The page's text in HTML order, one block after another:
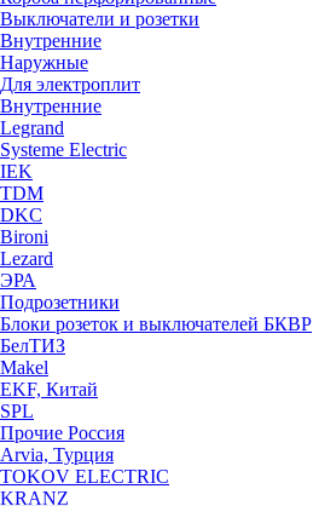
Выключатели и розетки
Внутренние
Наружные
Для электроплит
Внутренние
Legrand
Systeme Electric
IEK
TDM
DKC
Bironi
Lezard
ЭРА
Подрозетники
Блоки розеток и выключателей БКВР
БелТИЗ
Makel
EKF, Китай
SPL
Прочие Россия
Arvia, Турция
TOKOV ELECTRIC
KRANZ